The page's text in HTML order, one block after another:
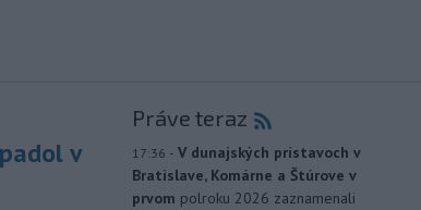
v
Práve teraz
17:36 - V dunajských prístavoch v
Bratislave, Komárne a Štúrove v
prvom polroku 2026 zaznamenali